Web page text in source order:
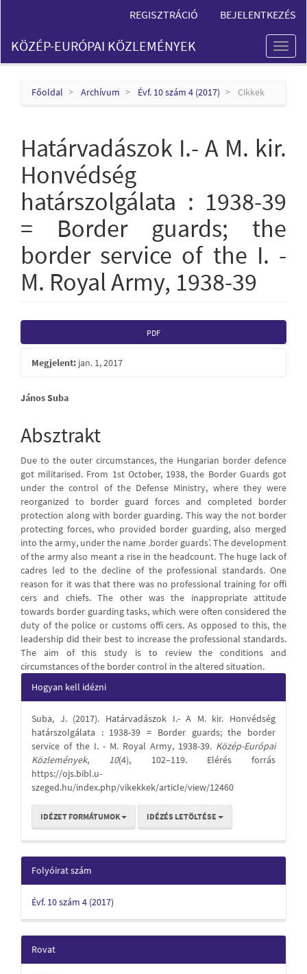
Content
Sidebar
REGISZTRÁCIÓ BEJELENTKEZÉS
Toggle
KÖZÉP-EURÓPAI KÖZLEMÉNYEK
Főoldal Archívum Évf. 10 szám 4 (2017) Cikkek
Határvadászok I.- A M. kir.
Honvédség
határszolgálata : 1938-39
= Border guards; the
border service of the I. -
M. Royal Army, 1938-39
Article
Sidebar
PDF
Megjelent: jan. 1, 2017
Main
Article
Content
János Suba
Absztrakt
Due to the outer circumstances, the Hungarian border defence
got militarised. From 1st October, 1938, the Border Guards got
under the control of the Defense Ministry, where they were
reorganized to border guard forces and completed border
protection along with border guarding. This way the not border
protecting forces, who provided border guarding, also merged
into the army, under the name ‚border guards’. The development
of the army also meant a rise in the headcount. The huge lack of
cadres led to the decline of the professional standards. One
reason for it was that there was no professional training for offi
cers and chiefs. The other was the inappropriate attitude
towards border guarding tasks, which were often considered the
duty of the police or customs offi cers. As opposed to this, the
leadership did their best to increase the professional standards.
The aim of this study is to review the conditions and
circumstances of the border control in the altered situation.
Article
Details
Hogyan kell idézni
Suba, J. (2017). Határvadászok I.- A M. kir. Honvédség
határszolgálata : 1938-39 = Border guards; the border
service of the I. - M. Royal Army, 1938-39. Közép-Európai
Közlemények, 10(4), 102–119. Elérés forrás
https://ojs.bibl.u-
szeged.hu/index.php/vikekkek/article/view/12460
IDÉZET FORMÁTUMOK IDÉZÉS LETÖLTÉSE
Folyóirat szám
Évf. 10 szám 4 (2017)
Rovat